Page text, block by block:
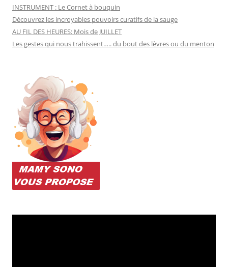
INSTRUMENT : Le Cornet à bouquin
Découvrez les incroyables pouvoirs curatifs de la sauge
AU FIL DES HEURES: Mois de JUILLET
Les gestes qui nous trahissent….. du bout des lèvres ou du menton